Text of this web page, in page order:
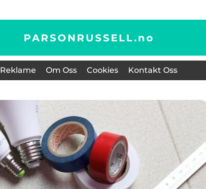
PARSONRUSSELL.no
Reklame Om Oss Cookies Kontakt Oss